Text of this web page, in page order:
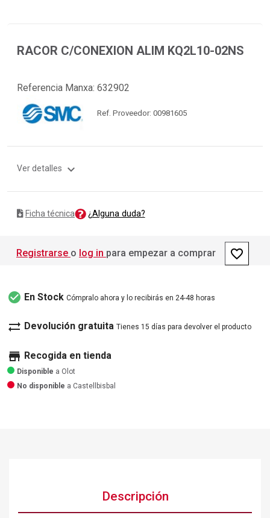
RACOR C/CONEXION ALIM KQ2L10-02NS
Referencia Manxa: 632902
Ref. Proveedor: 00981605
Ver detalles expand_more
Ficha técnica ¿Alguna duda?
Registrarse o log in para empezar a comprar favorite_border
check_circle En Stock Cómpralo ahora y lo recibirás en 24-48 horas
sync_alt Devolución gratuita Tienes 15 días para devolver el producto
store Recogida en tienda
Disponible a Olot
No disponible a Castellbisbal
Descripción